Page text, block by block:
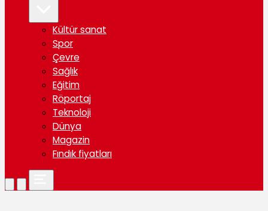
Kültür sanat
Spor
Çevre
Sağlık
Eğitim
Röportaj
Teknoloji
Dünya
Magazin
Fındık fiyatları